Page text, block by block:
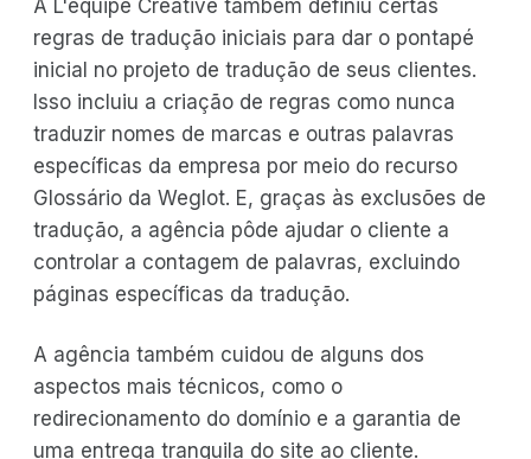
A L'équipe Créative também definiu certas
regras de tradução iniciais para dar o pontapé
inicial no projeto de tradução de seus clientes.
Isso incluiu a criação de regras como nunca
traduzir nomes de marcas e outras palavras
específicas da empresa por meio do recurso
Glossário da Weglot. E, graças às exclusões de
tradução, a agência pôde ajudar o cliente a
controlar a contagem de palavras, excluindo
páginas específicas da tradução.
A agência também cuidou de alguns dos
aspectos mais técnicos, como o
redirecionamento do domínio e a garantia de
uma entrega tranquila do site ao cliente.